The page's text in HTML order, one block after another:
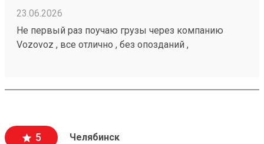
23.06.2026
Не первый раз поучаю грузы через компанию
Vozovoz , все отлично , без опозданий ,
5 Челябинск